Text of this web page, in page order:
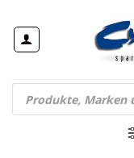
Inhalt
springen
Products
search